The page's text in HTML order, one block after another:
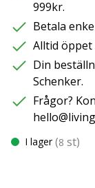
999kr.
Betala
Alltid öppet
Din
Schenker.
Frågor?
I lager (8 st)